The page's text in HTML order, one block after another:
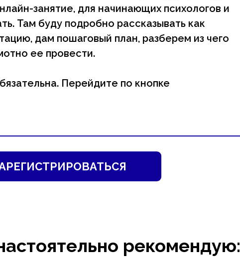
занятие, для начинающих психологов и
Там буду подробно рассказывать как
дам пошаговый план, разберем из чего
ее провести.
Перейдите по кнопке
рекомендую: